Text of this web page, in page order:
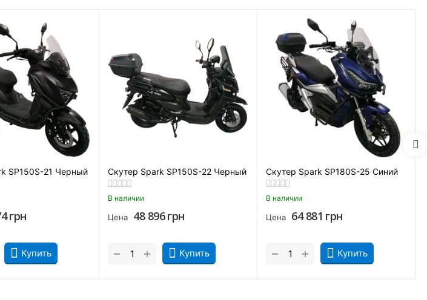
Spark SP150S-20
действительно выглядит достаточно футуристично, благодаря форме передней фары и
Из преимуществ модели можно выделить:
SP150S-21 Черный
грн
Купить
Скутер Spark SP150S-22 Черный
В наличии
Цена 48 896грн
Купить
+
−
Скутер Spark SP180S-25 Синий
В наличии
Цена 64 881 грн
Купить
+
−